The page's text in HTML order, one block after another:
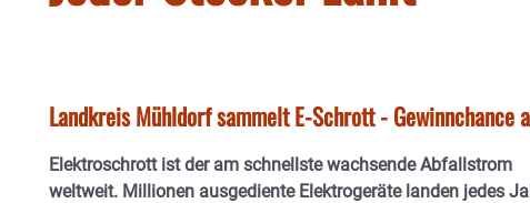
Landkreis Mühldorf sammelt E-Schrott - Gewinnchance
Elektroschrott ist der am schnellste wachsende Abfallstrom
weltweit. Millionen ausgediente Elektrogeräte landen jedes